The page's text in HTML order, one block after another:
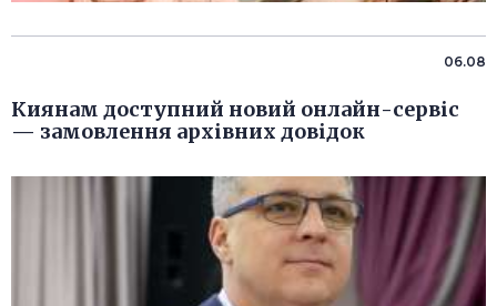
06.08
Киянам доступний новий онлайн-сервіс
— замовлення архівних довідок